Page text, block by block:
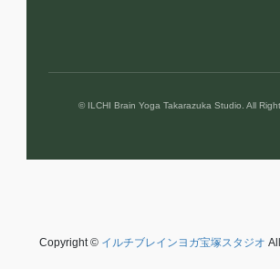
© ILCHI Brain Yoga Takarazuka Studio. All
Copyright © イルチブレインヨガ宝塚スタジオ